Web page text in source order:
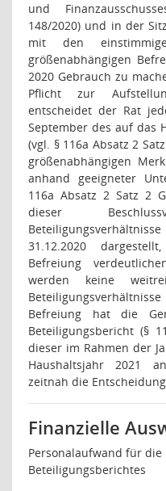
und
148/2020) und in der
mit den
größenabhängigen
2020 Gebrauch zu
Pflicht zur
entscheidet der Rat
September des auf das
(vgl. § 116a Absatz 2
größenabhängigen
anhand geeigneter
116a Absatz 2 Satz 2
dieser
31.12.2020
Befreiung
werden keine
Befreiung hat die
Beteiligungsbericht (§
dieser im Rahmen der
Haushaltsjahr 2021
zeitnah die
Finanzielle
Personalaufwand für die
Beteiligungsberichtes